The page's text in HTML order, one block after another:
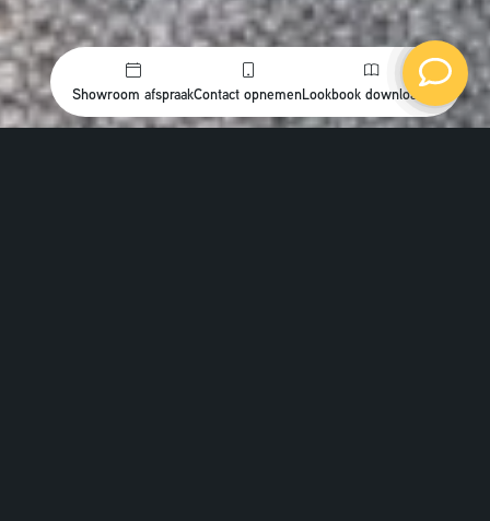
Showroom afspraakContact opnemenLookbook downloaden